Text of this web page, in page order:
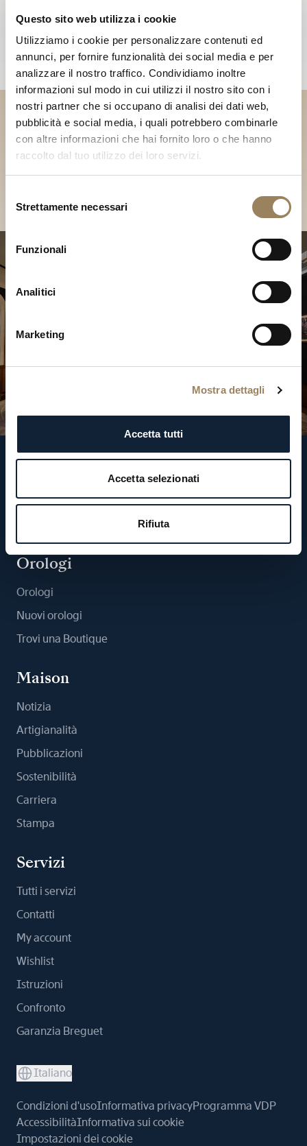
Questo sito web utilizza i cookie
Utilizziamo i cookie per personalizzare contenuti ed
annunci, per fornire funzionalità dei social media e per
analizzare il nostro traffico. Condividiamo inoltre
informazioni sul modo in cui utilizzi il nostro sito con i
nostri partner che si occupano di analisi dei dati web,
pubblicità e social media, i quali potrebbero combinarle
con altre informazioni che hai fornito loro o che hanno
raccolto dal tuo utilizzo dei loro servizi.
delStrettamente necessari
Funzionali
Analitici
Marketing
Mostra dettagli
Accetta tutti
Accetta selezionati
Rifiuta
Scopri le nostre collezioni in
Boutique
Orologi
Orologi
Nuovi orologi
Trovi una Boutique
Maison
Notizia
Artigianalità
Pubblicazioni
Sostenibilità
Carriera
Stampa
Servizi
Tutti i servizi
Contatti
My account
Wishlist
Istruzioni
Confronto
Garanzia Breguet
Italiano
Condizioni d'usoInformativa privacyProgramma VDP
AccessibilitàInformativa sui cookie
Impostazioni dei cookie